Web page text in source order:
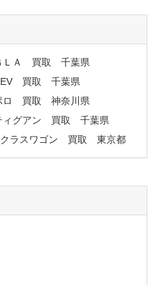
ＬＡ 買取 千葉県
買取 千葉県
ロ 買取 神奈川県
ィグアン 買取 千葉県
クラスワゴン 買取 東京都